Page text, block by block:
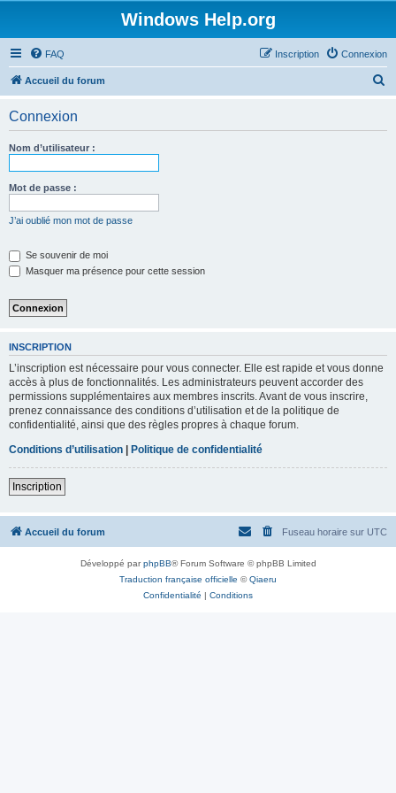
Windows Help.org
FAQ Connexion
Inscription
Accueil du forum
Connexion
Nom d’utilisateur :
Mot de passe :
J’ai oublié mon mot de passe
Se souvenir de moi
Masquer ma présence pour cette session
INSCRIPTION
L’inscription est nécessaire pour vous connecter. Elle est rapide et vous donne
accès à plus de fonctionnalités. Les administrateurs peuvent accorder des
permissions supplémentaires aux membres inscrits. Avant de vous inscrire,
prenez connaissance des conditions d’utilisation et de la politique de
confidentialité, ainsi que des règles propres à chaque forum.
Conditions d’utilisation | Politique de confidentialité
Inscription
Accueil du forum Fuseau horaire sur UTC
Développé parphpBB® Forum Software © phpBB Limited
Traduction française officielle ©Qiaeru
Confidentialité | Conditions